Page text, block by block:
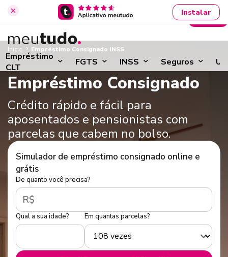
Instalar
Empréstimo
CLT
FGTS INSS Seguros
Entrar
Início › Empréstimo Consignado INSS
Empréstimo Consignado
Crédito rápido e fácil para
aposentados e pensionistas com
parcelas que cabem no bolso.
Simulador de empréstimo consignado online e
grátis
De quanto você precisa?
R$
Qual a sua idade? Em quantas parcelas?